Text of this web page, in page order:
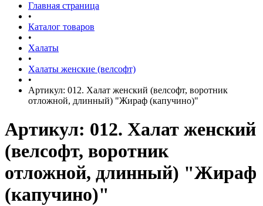
Главная страница
•
Каталог товаров
•
Халаты
•
Халаты женские (велсофт)
•
Артикул: 012. Халат женский (велсофт, воротник
отложной, длинный) "Жираф (капучино)"
Артикул: 012. Халат женский
(велсофт, воротник
отложной, длинный) "Жираф
(капучино)"